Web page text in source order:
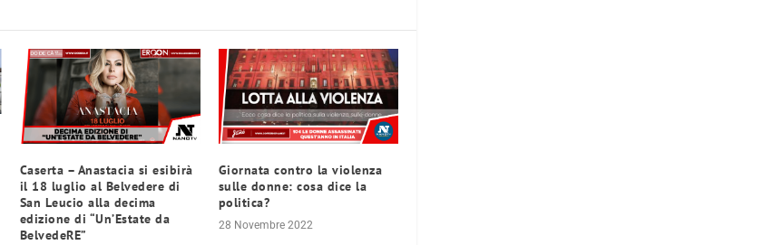
Caserta – Anastacia si esibirà
il 18 luglio al Belvedere di
San Leucio alla decima
edizione di “Un’Estate da
BelvedeRE”
Giornata contro la violenza
sulle donne: cosa dice la
politica?
28 Novembre 2022